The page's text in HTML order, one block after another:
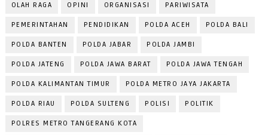
OLAH RAGA OPINI ORGANISASI PARIWISATA
PEMERINTAHAN PENDIDIKAN POLDA ACEH POLDA BALI
POLDA BANTEN POLDA JABAR POLDA JAMBI
POLDA JATENG POLDA JAWA BARAT POLDA JAWA TENGAH
POLDA KALIMANTAN TIMUR POLDA METRO JAYA JAKARTA
POLDA RIAU POLDA SULTENG POLISI POLITIK
POLRES METRO TANGERANG KOTA